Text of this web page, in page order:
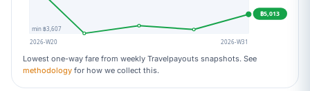
฿5,013
min ฿3,607
2026-W20
2026-W31
Lowest one-way fare from weekly Travelpayouts snapshots. See
methodology for how we collect this.